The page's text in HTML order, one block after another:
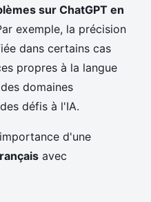
sur ChatGPT en
exemple, la précision
dans certains cas
propres à la langue
domaines
défis à l'IA.
d'une
avec